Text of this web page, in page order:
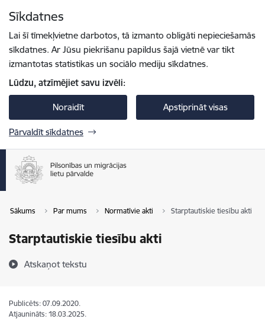
Sīkdatnes
Lai šī tīmekļvietne darbotos, tā izmanto obligāti nepieciešamās
sīkdatnes. Ar Jūsu piekrišanu papildus šajā vietnē var tikt
izmantotas statistikas un sociālo mediju sīkdatnes.
Lūdzu, atzīmējiet savu izvēli:
Noraidīt Apstiprināt visas
Pārvaldīt sīkdatnes
Sākums Par mums Normatīvie akti Starptautiskie tiesību akti
Starptautiskie tiesību akti
Atskaņot tekstu
Publicēts: 07.09.2020.
Atjaunināts: 18.03.2025.